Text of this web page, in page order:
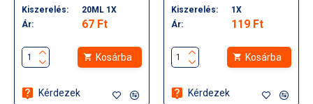
Kiszerelés:
20ML 1X
Ár:
67 Ft
Kosárba
Kérdezek
Kiszerelés:
1X
Ár:
119 Ft
Kosárba
Kérdezek